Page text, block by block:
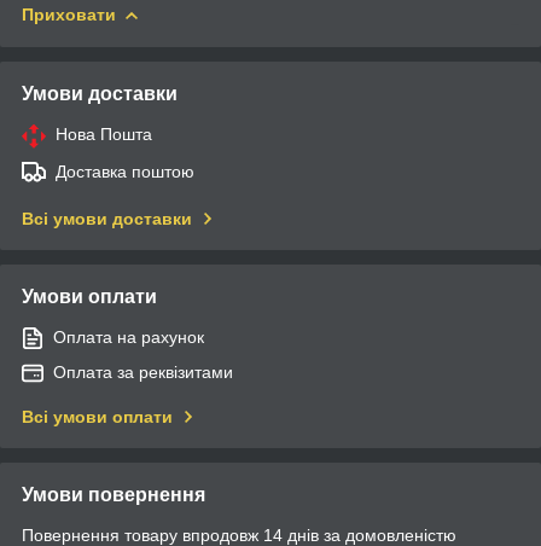
Приховати
Умови доставки
Нова Пошта
Доставка поштою
Всі умови доставки
Умови оплати
Оплата на рахунок
Оплата за реквізитами
Всі умови оплати
Умови повернення
Повернення товару впродовж 14 днів за домовленістю